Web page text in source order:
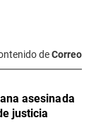
deCorreo
asesinada
justicia